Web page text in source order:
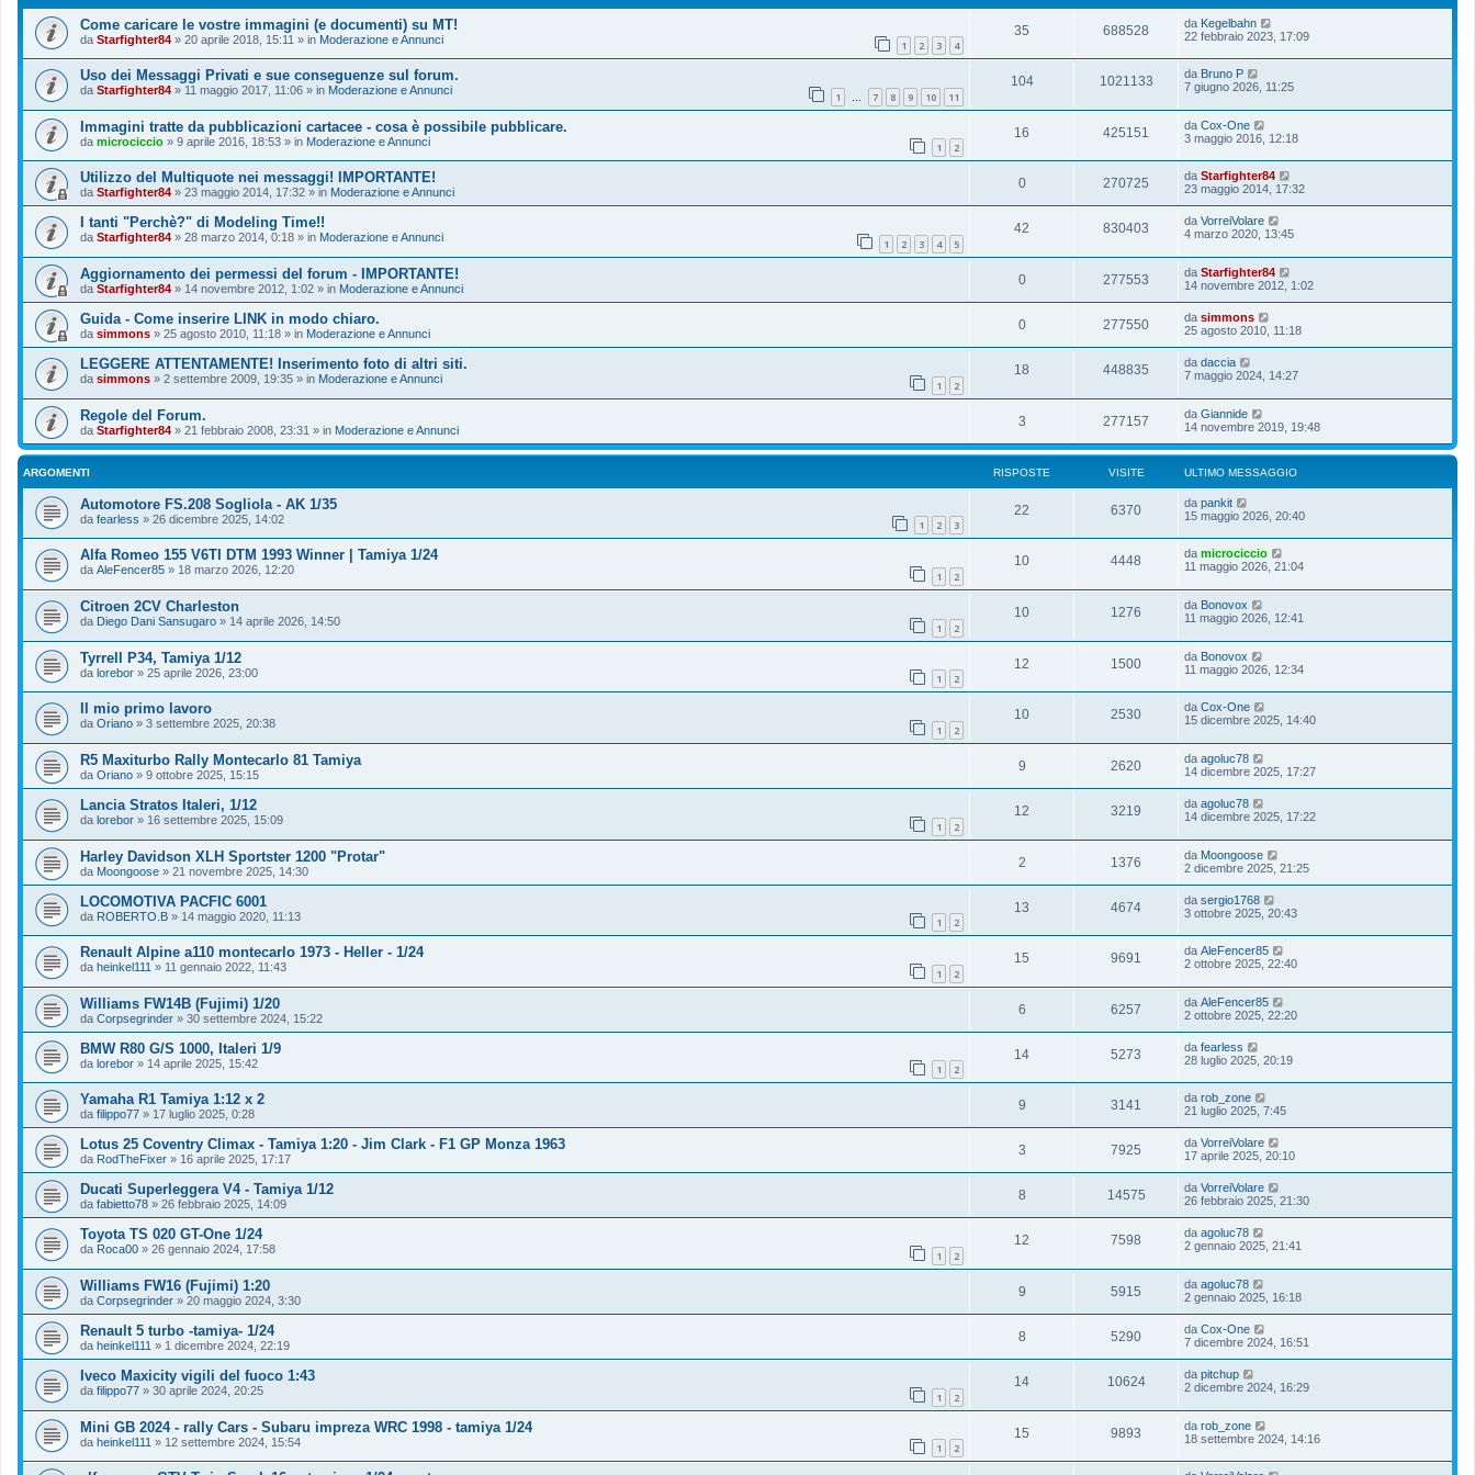
Come caricare le vostre immagini (e documenti) su MT!
da Starfighter84 » 20 aprile 2018, 15:11 » in Moderazione e Annunci 1 2 3 4
35 688528 da Kegelbahn
22 febbraio 2023, 17:09
Uso dei Messaggi Privati e sue conseguenze sul forum.
da Starfighter84 » 11 maggio 2017, 11:06 » in Moderazione e Annunci 1 … 7 8 9 10 11
104 1021133 da Bruno P
7 giugno 2026, 11:25
Immagini tratte da pubblicazioni cartacee - cosa è possibile pubblicare.
da microciccio » 9 aprile 2016, 18:53 » in Moderazione e Annunci 1 2
16 425151 da Cox-One
3 maggio 2016, 12:18
Utilizzo del Multiquote nei messaggi! IMPORTANTE!
da Starfighter84 » 23 maggio 2014, 17:32 » in Moderazione e Annunci
0 270725 da Starfighter84
23 maggio 2014, 17:32
I tanti "Perchè?" di Modeling Time!!
da Starfighter84 » 28 marzo 2014, 0:18 » in Moderazione e Annunci 1 2 3 4 5
42 830403 da VorreiVolare
4 marzo 2020, 13:45
Aggiornamento dei permessi del forum - IMPORTANTE!
da Starfighter84 » 14 novembre 2012, 1:02 » in Moderazione e Annunci
0 277553 da Starfighter84
14 novembre 2012, 1:02
Guida - Come inserire LINK in modo chiaro.
da simmons » 25 agosto 2010, 11:18 » in Moderazione e Annunci
0 277550 da simmons
25 agosto 2010, 11:18
LEGGERE ATTENTAMENTE! Inserimento foto di altri siti.
da simmons » 2 settembre 2009, 19:35 » in Moderazione e Annunci 1 2
18 448835 da daccia
7 maggio 2024, 14:27
Regole del Forum.
da Starfighter84 » 21 febbraio 2008, 23:31 » in Moderazione e Annunci
3 277157 da Giannide
14 novembre 2019, 19:48
ARGOMENTI RISPOSTE VISITE ULTIMO MESSAGGIO
Automotore FS.208 Sogliola - AK 1/35
da fearless » 26 dicembre 2025, 14:02 1 2 3
22 6370 da pankit
15 maggio 2026, 20:40
Alfa Romeo 155 V6TI DTM 1993 Winner | Tamiya 1/24
da AleFencer85 » 18 marzo 2026, 12:20 1 2
10 4448 da microciccio
11 maggio 2026, 21:04
Citroen 2CV Charleston
da Diego Dani Sansugaro » 14 aprile 2026, 14:50 1 2
10 1276 da Bonovox
11 maggio 2026, 12:41
Tyrrell P34, Tamiya 1/12
da lorebor » 25 aprile 2026, 23:00 1 2
12 1500 da Bonovox
11 maggio 2026, 12:34
Il mio primo lavoro
da Oriano » 3 settembre 2025, 20:38 1 2
10 2530 da Cox-One
15 dicembre 2025, 14:40
R5 Maxiturbo Rally Montecarlo 81 Tamiya
da Oriano » 9 ottobre 2025, 15:15
9 2620 da agoluc78
14 dicembre 2025, 17:27
Lancia Stratos Italeri, 1/12
da lorebor » 16 settembre 2025, 15:09 1 2
12 3219 da agoluc78
14 dicembre 2025, 17:22
Harley Davidson XLH Sportster 1200 "Protar"
da Moongoose » 21 novembre 2025, 14:30
2 1376 da Moongoose
2 dicembre 2025, 21:25
LOCOMOTIVA PACFIC 6001
da ROBERTO.B » 14 maggio 2020, 11:13 1 2
13 4674 da sergio1768
3 ottobre 2025, 20:43
Renault Alpine a110 montecarlo 1973 - Heller - 1/24
da heinkel111 » 11 gennaio 2022, 11:43 1 2
15 9691 da AleFencer85
2 ottobre 2025, 22:40
Williams FW14B (Fujimi) 1/20
da Corpsegrinder » 30 settembre 2024, 15:22
6 6257 da AleFencer85
2 ottobre 2025, 22:20
BMW R80 G/S 1000, Italeri 1/9
da lorebor » 14 aprile 2025, 15:42 1 2
14 5273 da fearless
28 luglio 2025, 20:19
Yamaha R1 Tamiya 1:12 x 2
da filippo77 » 17 luglio 2025, 0:28
9 3141 da rob_zone
21 luglio 2025, 7:45
Lotus 25 Coventry Climax - Tamiya 1:20 - Jim Clark - F1 GP Monza 1963
da RodTheFixer » 16 aprile 2025, 17:17
3 7925 da VorreiVolare
17 aprile 2025, 20:10
Ducati Superleggera V4 - Tamiya 1/12
da fabietto78 » 26 febbraio 2025, 14:09
8 14575 da VorreiVolare
26 febbraio 2025, 21:30
Toyota TS 020 GT-One 1/24
da Roca00 » 26 gennaio 2024, 17:58 1 2
12 7598 da agoluc78
2 gennaio 2025, 21:41
Williams FW16 (Fujimi) 1:20
da Corpsegrinder » 20 maggio 2024, 3:30
9 5915 da agoluc78
2 gennaio 2025, 16:18
Renault 5 turbo -tamiya- 1/24
da heinkel111 » 1 dicembre 2024, 22:19
8 5290 da Cox-One
7 dicembre 2024, 16:51
Iveco Maxicity vigili del fuoco 1:43
da filippo77 » 30 aprile 2024, 20:25 1 2
14 10624 da pitchup
2 dicembre 2024, 16:29
Mini GB 2024 - rally Cars - Subaru impreza WRC 1998 - tamiya 1/24
da heinkel111 » 12 settembre 2024, 15:54 1 2
15 9893 da rob_zone
18 settembre 2024, 14:16